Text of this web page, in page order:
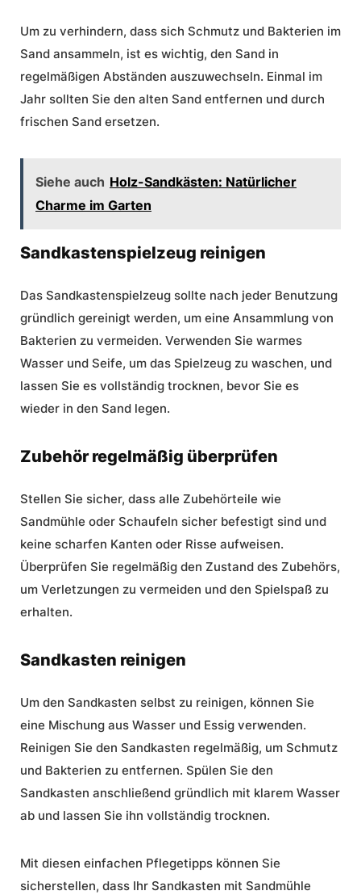
Um zu verhindern, dass sich Schmutz und Bakterien im
Sand ansammeln, ist es wichtig, den Sand in
regelmäßigen Abständen auszuwechseln. Einmal im
Jahr sollten Sie den alten Sand entfernen und durch
frischen Sand ersetzen.
Siehe auch Holz-Sandkästen: Natürlicher
Charme im Garten
Sandkastenspielzeug reinigen
Das Sandkastenspielzeug sollte nach jeder Benutzung
gründlich gereinigt werden, um eine Ansammlung von
Bakterien zu vermeiden. Verwenden Sie warmes
Wasser und Seife, um das Spielzeug zu waschen, und
lassen Sie es vollständig trocknen, bevor Sie es
wieder in den Sand legen.
Zubehör regelmäßig überprüfen
Stellen Sie sicher, dass alle Zubehörteile wie
Sandmühle oder Schaufeln sicher befestigt sind und
keine scharfen Kanten oder Risse aufweisen.
Überprüfen Sie regelmäßig den Zustand des Zubehörs,
um Verletzungen zu vermeiden und den Spielspaß zu
erhalten.
Sandkasten reinigen
Um den Sandkasten selbst zu reinigen, können Sie
eine Mischung aus Wasser und Essig verwenden.
Reinigen Sie den Sandkasten regelmäßig, um Schmutz
und Bakterien zu entfernen. Spülen Sie den
Sandkasten anschließend gründlich mit klarem Wasser
ab und lassen Sie ihn vollständig trocknen.
Mit diesen einfachen Pflegetipps können Sie
sicherstellen, dass Ihr Sandkasten mit Sandmühle